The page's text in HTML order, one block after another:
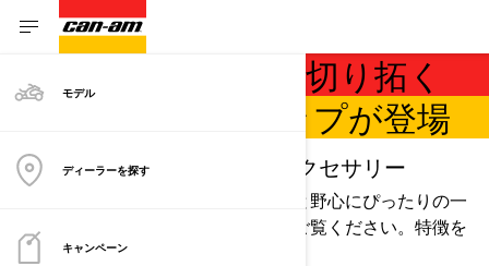
モデル
ディーラーを探す
キャンペーン
CAN-AMで自分の道を切り拓く
2026年のラインナップが登場
新しいカラー、ホイール、アクセサリー
どんな冒険でも、あなたのスタイルと野心にぴったりの一
台が見つかります。ラインナップをご覧ください。特徴を
知り、そして、さあ、出発です。